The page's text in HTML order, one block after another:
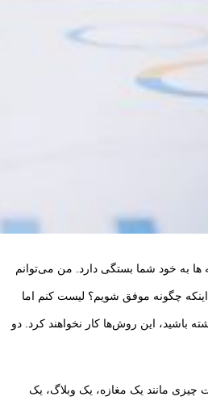
به خود شما بستگی دارد. من می­‌توانم
چگونه موفق شویم؟ لیست کنم اما
باشید، این روش‌­ها کار نخواهند کرد. دو
چیزی مانند یک مغازه، یک وبلاگ، یک